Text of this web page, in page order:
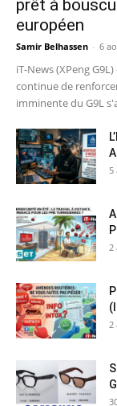
prêt à
européen
Samir Belhassen - 6
iT-News (XPeng
continue de
imminente du G9L
5
2
2